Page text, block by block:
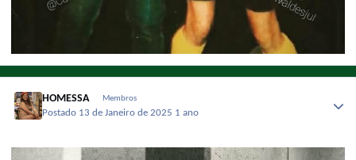
HOMESSA Membros
Postado 13 de Janeiro de 2025 1 ano